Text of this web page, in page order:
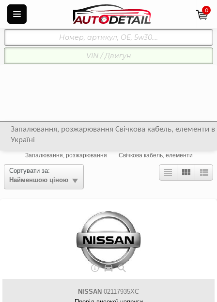
0
Запалювання, розжарювання Свічкова кабель, елементи в
Україні
Запалювання, розжарювання Свічкова кабель, елементи
Сортувати за:
Найменшою ціною
NISSAN 02117935XC